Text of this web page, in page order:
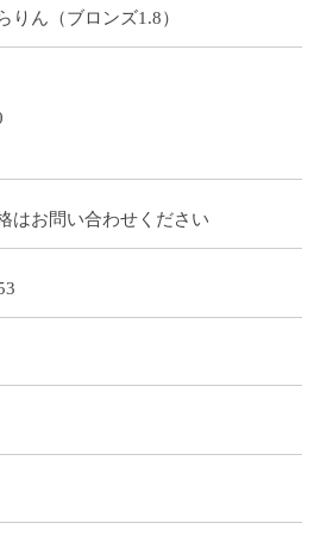
りん（ブロンズ1.8）
はお問い合わせください